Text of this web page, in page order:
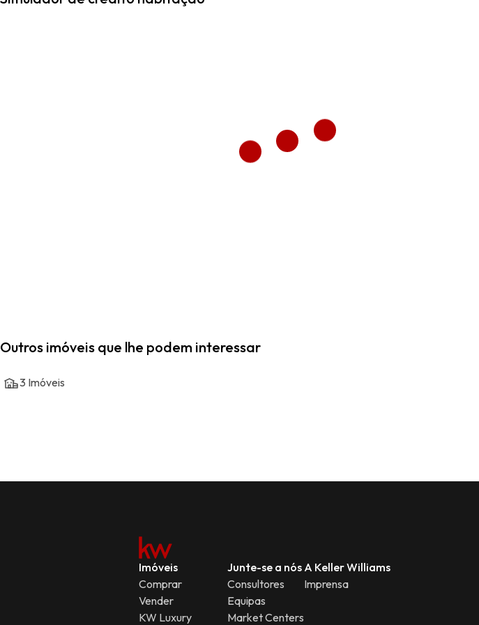
Outros imóveis que lhe podem interessar
3 Imóveis
Imóveis
Comprar
Vender
KW Luxury
Junte-se a nós
Consultores
Equipas
Market Centers
A Keller Williams
Imprensa